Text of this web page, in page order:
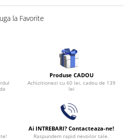
1
1
la Favorite
Produse CADOU
Achizitionezi cu 60 lei, cadou de 139
lei
Ai INTREBARI? Contacteaza-ne!
Raspundem rapid nevoilor tale.